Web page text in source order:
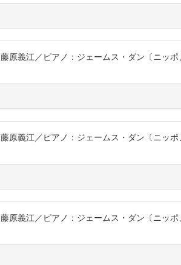
原義江／ピアノ：ジェームス・ダン〔ニッ
原義江／ピアノ：ジェームス・ダン〔ニッ
原義江／ピアノ：ジェームス・ダン〔ニッ